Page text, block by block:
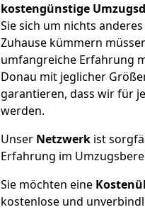
kostengünstige
Sie sich um nichts
Zuhause kümmern
umfangreiche Erfahrung
Donau mit jeglicher
garantieren, dass wir für
werden.
Unser Netzwerk ist
Erfahrung im
Sie möchten eine
kostenlose und